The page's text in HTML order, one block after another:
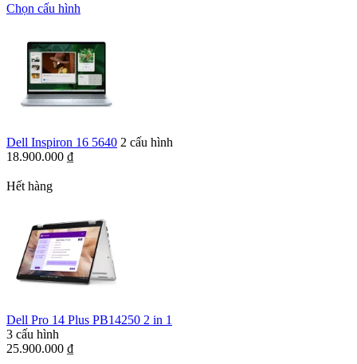
Chọn cấu hình
Dell Inspiron 16 5640 2 cấu hình
18.900.000 ₫
Hết hàng
Dell Pro 14 Plus PB14250 2 in 1
3 cấu hình
25.900.000 ₫